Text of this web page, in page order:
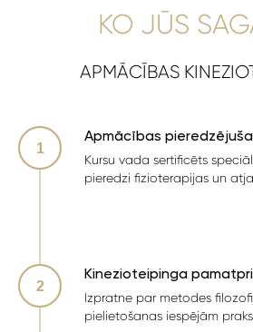
KO JŪS
APMĀCĪBAS
Apmācības
Kursu vada sertificēts
pieredzi fizioterapijas un
Kinezioteipinga
Izpratne par metodes
pielietošanas iespējām